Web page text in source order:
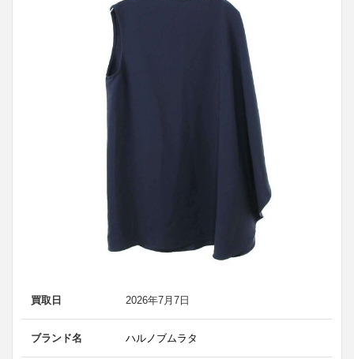
買取日 2026年7月7日
ブランド名 ハルノブムラタ